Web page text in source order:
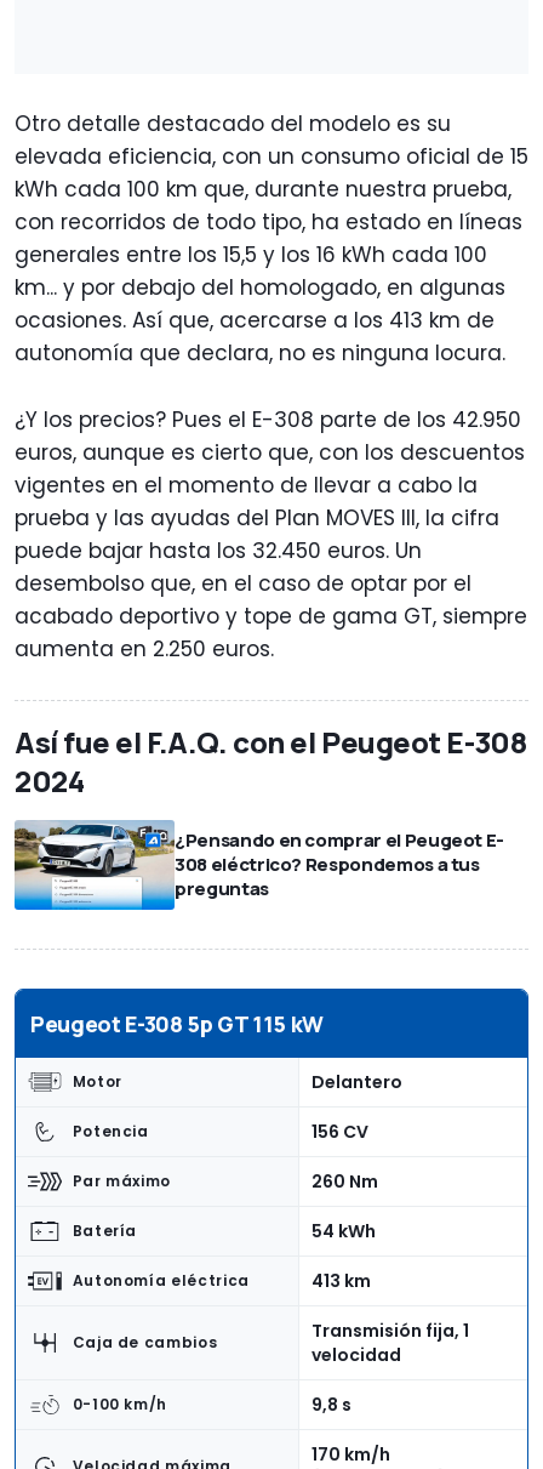
Otro detalle destacado del modelo es su
elevada eficiencia, con un consumo oficial de 15
kWh cada 100 km que, durante nuestra prueba,
con recorridos de todo tipo, ha estado en líneas
generales entre los 15,5 y los 16 kWh cada 100
km... y por debajo del homologado, en algunas
ocasiones. Así que, acercarse a los 413 km de
autonomía que declara, no es ninguna locura.
¿Y los precios? Pues el E-308 parte de los 42.950
euros, aunque es cierto que, con los descuentos
vigentes en el momento de llevar a cabo la
prueba y las ayudas del Plan MOVES III, la cifra
puede bajar hasta los 32.450 euros. Un
desembolso que, en el caso de optar por el
acabado deportivo y tope de gama GT, siempre
aumenta en 2.250 euros.
Así fue el F.A.Q. con el Peugeot E-308
2024
¿Pensando en comprar el Peugeot E-
308 eléctrico? Respondemos a tus
preguntas
Peugeot E-308 5p GT 115 kW
Motor Delantero
Potencia 156 CV
Par máximo 260 Nm
Batería 54 kWh
Autonomía eléctrica 413 km
Caja de cambios
Transmisión fija, 1
velocidad
0-100 km/h 9,8 s
170 km/h